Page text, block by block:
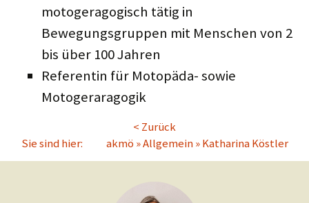
motogeragogisch tätig in
Bewegungsgruppen mit Menschen von 2
bis über 100 Jahren
Referentin für Motopäda- sowie
Motogeraragogik
< Zurück
Sie sind hier: akmö »Allgemein»Katharina Köstler